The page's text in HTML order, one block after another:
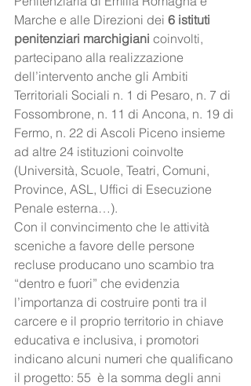
Marche e alle Direzioni dei 6 istituti
penitenziari marchigiani coinvolti,
partecipano alla realizzazione
dell’intervento anche gli Ambiti
Territoriali Sociali n. 1 di Pesaro, n. 7 di
Fossombrone, n. 11 di Ancona, n. 19 di
Fermo, n. 22 di Ascoli Piceno insieme
ad altre 24 istituzioni coinvolte
(Università, Scuole, Teatri, Comuni,
Province, ASL, Uffici di Esecuzione
Penale esterna…).
Con il convincimento che le attività
sceniche a favore delle persone
recluse producano uno scambio tra
“dentro e fuori” che evidenzia
l’importanza di costruire ponti tra il
carcere e il proprio territorio in chiave
educativa e inclusiva, i promotori
indicano alcuni numeri che qualificano
il progetto: 55  è la somma degli anni